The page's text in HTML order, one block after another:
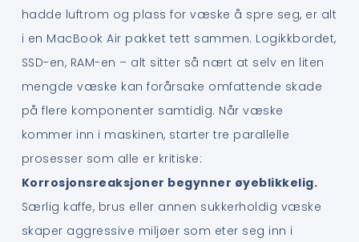
hadde luftrom og plass for væske å spre seg, er alt
i en MacBook Air pakket tett sammen. Logikkbordet,
SSD-en, RAM-en – alt sitter så nært at selv en liten
mengde væske kan forårsake omfattende skade
på flere komponenter samtidig. Når væske
kommer inn i maskinen, starter tre parallelle
prosesser som alle er kritiske:
Korrosjonsreaksjoner begynner øyeblikkelig.
Særlig kaffe, brus eller annen sukkerholdig væske
skaper aggressive miljøer som eter seg inn i